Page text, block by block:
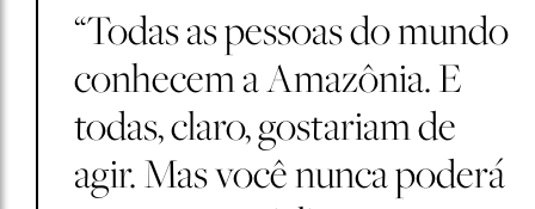
“Todas as pessoas do mundo
conhecem a Amazônia. E
todas, claro, gostariam de
agir. Mas você nunca poderá